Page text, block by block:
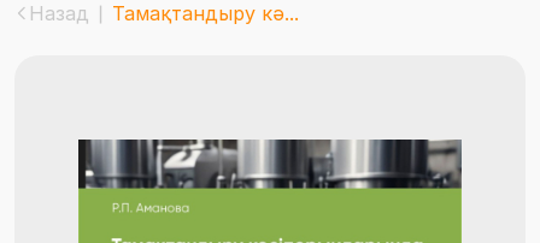
Назад Тамақтандыру кә...